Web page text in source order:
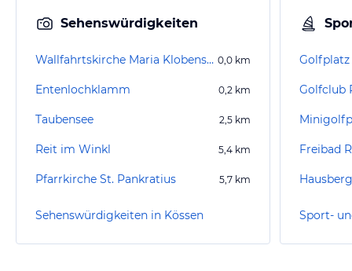
Sehenswürdigkeiten
Wallfahrtskirche Maria Klobenstein 0,0 km
Entenlochklamm 0,2 km
Taubensee 2,5 km
Reit im Winkl 5,4 km
Pfarrkirche St. Pankratius 5,7 km
Sehenswürdigkeiten in Kössen
Golfclub
Freibad
Sport-